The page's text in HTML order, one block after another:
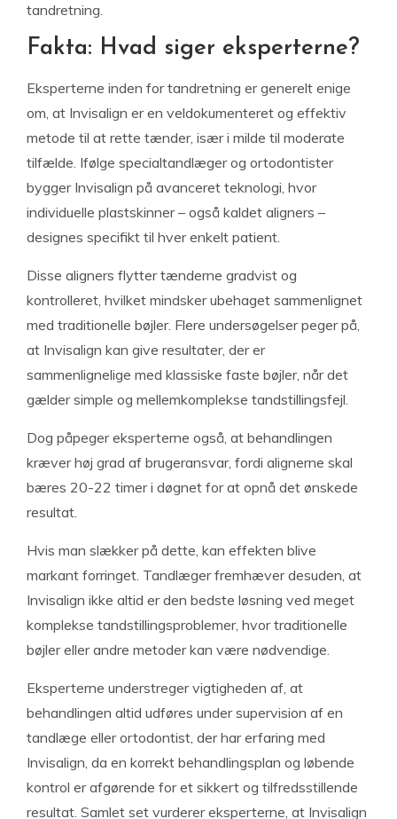
tandretning.
Fakta: Hvad siger eksperterne?
Eksperterne inden for tandretning er generelt enige
om, at Invisalign er en veldokumenteret og effektiv
metode til at rette tænder, især i milde til moderate
tilfælde. Ifølge specialtandlæger og ortodontister
bygger Invisalign på avanceret teknologi, hvor
individuelle plastskinner – også kaldet aligners –
designes specifikt til hver enkelt patient.
Disse aligners flytter tænderne gradvist og
kontrolleret, hvilket mindsker ubehaget sammenlignet
med traditionelle bøjler. Flere undersøgelser peger på,
at Invisalign kan give resultater, der er
sammenlignelige med klassiske faste bøjler, når det
gælder simple og mellemkomplekse tandstillingsfejl.
Dog påpeger eksperterne også, at behandlingen
kræver høj grad af brugeransvar, fordi alignerne skal
bæres 20-22 timer i døgnet for at opnå det ønskede
resultat.
Hvis man slækker på dette, kan effekten blive
markant forringet. Tandlæger fremhæver desuden, at
Invisalign ikke altid er den bedste løsning ved meget
komplekse tandstillingsproblemer, hvor traditionelle
bøjler eller andre metoder kan være nødvendige.
Eksperterne understreger vigtigheden af, at
behandlingen altid udføres under supervision af en
tandlæge eller ortodontist, der har erfaring med
Invisalign, da en korrekt behandlingsplan og løbende
kontrol er afgørende for et sikkert og tilfredsstillende
resultat. Samlet set vurderer eksperterne, at Invisalign